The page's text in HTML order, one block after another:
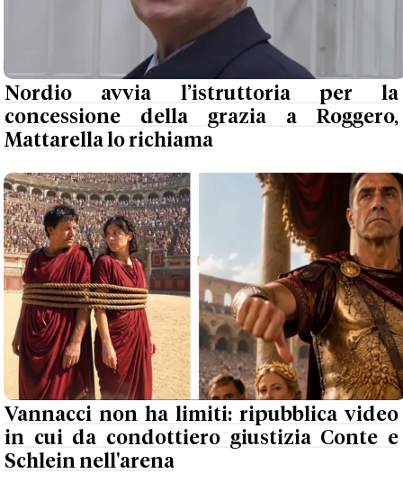
Nordio avvia l’istruttoria per la
concessione della grazia a Roggero,
Mattarella lo richiama
Vannacci non ha limiti: ripubblica video
in cui da condottiero giustizia Conte e
Schlein nell'arena